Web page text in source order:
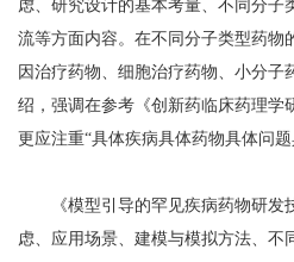
虑、研究设计的基本考量、不同分子
流等方面内容。在不同分子类型药物
因治疗药物、细胞治疗药物、小分子
绍，强调在参考《创新药临床药理学
更应注重“具体疾病具体药物具体问题
《模型引导的罕见疾病药物研发
虑、应用场景、建模与模拟方法、不